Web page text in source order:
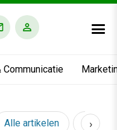
Communicatie
Alle artikelen AI &
›